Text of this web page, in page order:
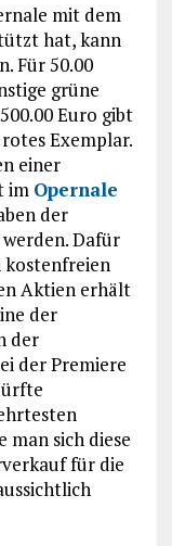
mit dem
hat, kann
Für 50.00
grüne
Euro gibt
Exemplar.
einer
im Opernale
der
Dafür
Aktien erhält
der
der
der Premiere
sich diese
für die